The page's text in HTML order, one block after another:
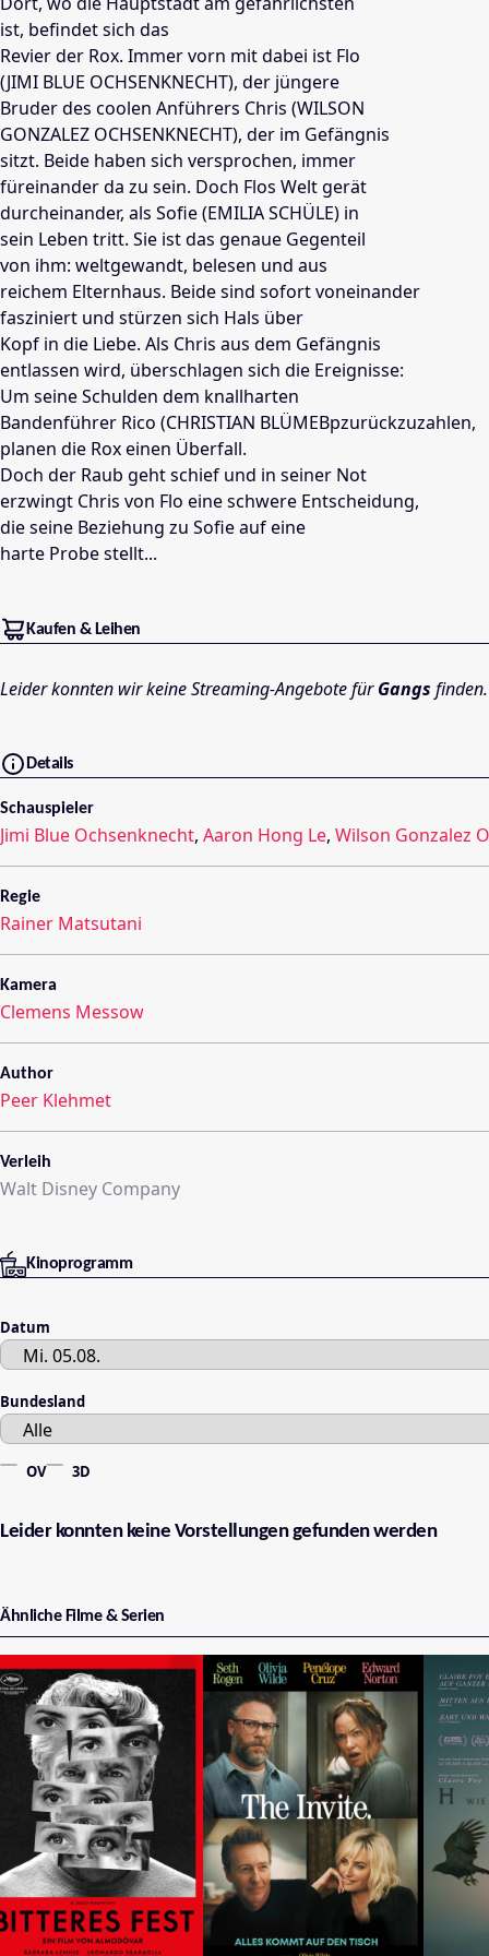
ist, befindet sich das
Revier der Rox. Immer vorn mit dabei ist Flo
(JIMI BLUE OCHSENKNECHT), der jüngere
Bruder des coolen Anführers Chris (WILSON
GONZALEZ OCHSENKNECHT), der im Gefängnis
sitzt. Beide haben sich versprochen, immer
füreinander da zu sein. Doch Flos Welt gerät
durcheinander, als Sofie (EMILIA SCHÜLE) in
sein Leben tritt. Sie ist das genaue Gegenteil
von ihm: weltgewandt, belesen und aus
reichem Elternhaus. Beide sind sofort voneinander
fasziniert und stürzen sich Hals über
Kopf in die Liebe. Als Chris aus dem Gefängnis
entlassen wird, überschlagen sich die Ereignisse:
Um seine Schulden dem knallharten
Bandenführer Rico (CHRISTIAN BLÜMEBpzurückzuzahlen,
planen die Rox einen Überfall.
Doch der Raub geht schief und in seiner Not
erzwingt Chris von Flo eine schwere Entscheidung,
die seine Beziehung zu Sofie auf eine
harte Probe stellt...
Kaufen & Leihen
Leider konnten wir keine Streaming-Angebote fürGangs finden.
Details
Schauspieler
Jimi Blue Ochsenknecht, Aaron Hong Le, Wilson Gonzalez
Regie
Rainer Matsutani
Kamera
Clemens Messow
Author
Peer Klehmet
Verleih
Walt Disney Company
Kinoprogramm
Datum
Bundesland
OV 3D
Leider konnten keine Vorstellungen gefunden werden
Ähnliche Filme & Serien